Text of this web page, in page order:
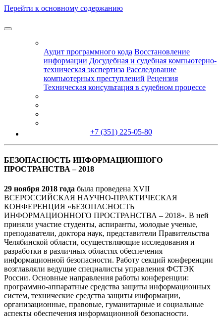
Перейти к основному содержанию
Аудит программного кода Восстановление
информации Досудебная и судебная компьютерно-
техническая экспертиза Расследование
компьютерных преступлений Рецензия
Техническая консультация в судебном процессе
+7 (351) 225-05-80
БЕЗОПАСНОСТЬ ИНФОРМАЦИОННОГО
ПРОСТРАНСТВА – 2018
29 ноября 2018 года была проведена XVII
ВСЕРОССИЙСКАЯ НАУЧНО-ПРАКТИЧЕСКАЯ
КОНФЕРЕНЦИЯ «БЕЗОПАСНОСТЬ
ИНФОРМАЦИОННОГО ПРОСТРАНСТВА – 2018». В ней
приняли участие студенты, аспиранты, молодые ученые,
преподаватели, доктора наук, представители Правительства
Челябинской области, осуществляющие исследования и
разработки в различных областях обеспечения
информационной безопасности. Работу секций конференции
возглавляли ведущие специалисты управления ФСТЭК
России. Основные направления работы конференции:
программно-аппаратные средства защиты информационных
систем, технические средства защиты информации,
организационные, правовые, гуманитарные и социальные
аспекты обеспечения информационной безопасности.